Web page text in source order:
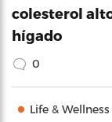
colesterol
hígado
0
Life & Wellness